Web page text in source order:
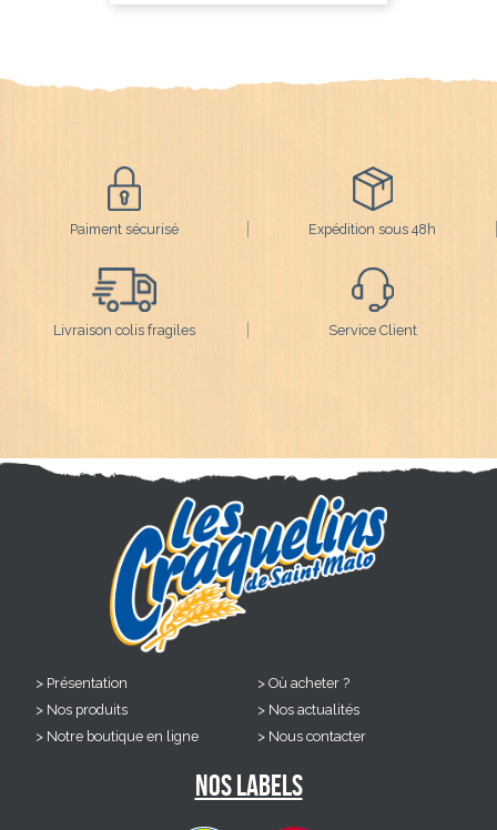
Paiment sécurisé Expédition sous 48h
Livraison colis fragiles Service Client
Présentation
Nos produits
Notre boutique en ligne
Où acheter ?
Nos actualités
Nous contacter
Nos labels